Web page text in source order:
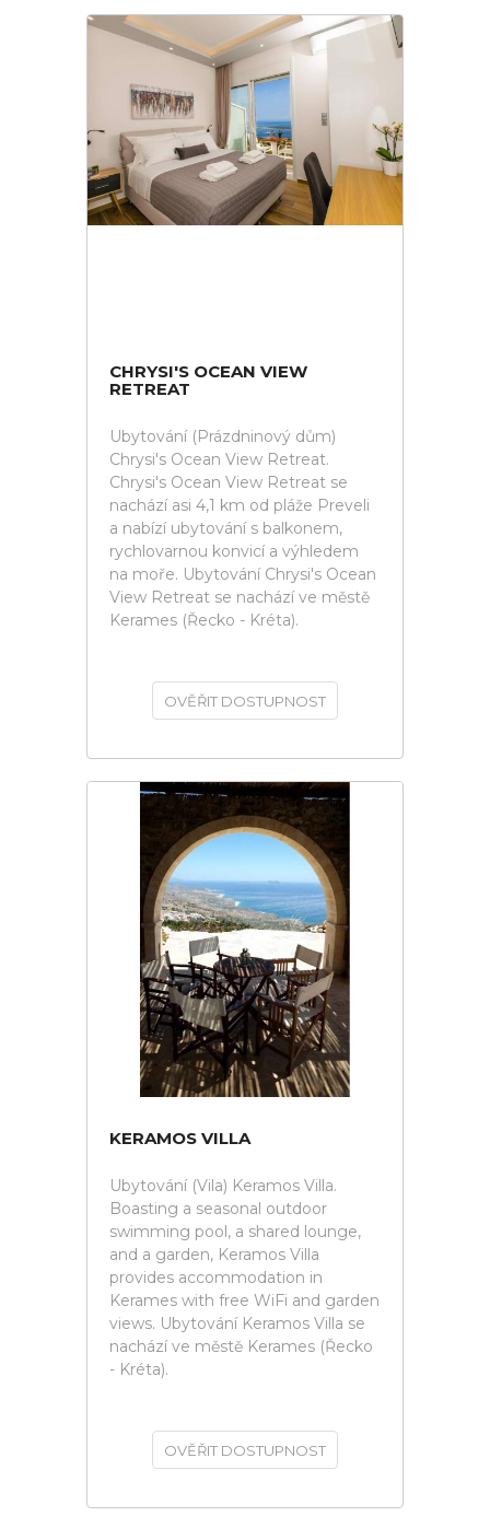
CHRYSI'S OCEAN VIEW
RETREAT
Ubytování (Prázdninový dům)
Chrysi's Ocean View Retreat.
Chrysi's Ocean View Retreat se
nachází asi 4,1 km od pláže Preveli
a nabízí ubytování s balkonem,
rychlovarnou konvicí a výhledem
na moře. Ubytování Chrysi's Ocean
View Retreat se nachází ve městě
Kerames (Řecko - Kréta).
OVĚŘIT DOSTUPNOST
KERAMOS VILLA
Ubytování (Vila) Keramos Villa.
Boasting a seasonal outdoor
swimming pool, a shared lounge,
and a garden, Keramos Villa
provides accommodation in
Kerames with free WiFi and garden
views. Ubytování Keramos Villa se
nachází ve městě Kerames (Řecko
- Kréta).
OVĚŘIT DOSTUPNOST